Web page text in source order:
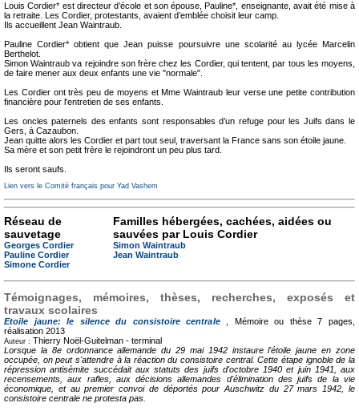
Louis Cordier* est directeur d’école et son épouse, Pauline*, enseignante, avait été mise à
la retraite. Les Cordier, protestants, avaient d’emblée choisit leur camp.
Ils accueillent Jean Waintraub.
Pauline Cordier* obtient que Jean puisse poursuivre une scolarité au lycée Marcelin
Berthelot.
Simon Waintraub va rejoindre son frère chez les Cordier, qui tentent, par tous les moyens,
de faire mener aux deux enfants une vie "normale".
Les Cordier ont très peu de moyens et Mme Waintraub leur verse une petite contribution
financière pour l'entretien de ses enfants.
Les oncles paternels des enfants sont responsables d’un refuge pour les Juifs dans le
Gers, à Cazaubon.
Jean quitte alors les Cordier et part tout seul, traversant la France sans son étoile jaune.
Sa mère et son petit frère le rejoindront un peu plus tard.
Ils seront saufs.
Lien vers le Comité français pour Yad Vashem
Réseau de
sauvetage
Georges Cordier
Pauline Cordier
Simone Cordier
Familles hébergées, cachées, aidées ou
sauvées par Louis Cordier
Simon Waintraub
Jean Waintraub
Témoignages, mémoires, thèses, recherches, exposés et
travaux scolaires
Etoile jaune: le silence du consistoire centrale, Mémoire ou thèse
7 pages,
réalisation 2013
Auteur : Thierry Noël-Guitelman - terminal
Lorsque la 8e ordonnance allemande du 29 mai 1942 instaure l'étoile jaune en zone
occupée, on peut s'attendre à la réaction du consistoire central. Cette étape ignoble de la
répression antisémite succédait aux statuts des juifs d'octobre 1940 et juin 1941, aux
recensements, aux rafles, aux décisions allemandes d'élimination des juifs de la vie
économique, et au premier convoi de déportés pour Auschwitz du 27 mars 1942, le
consistoire centrale ne protesta pas.